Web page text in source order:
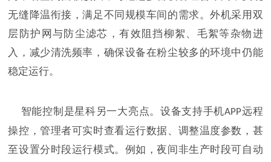
无缝降温衔接，满足不同规模车间的需求。外机采用双
层防护网与防尘滤芯，有效阻挡柳絮、毛絮等杂物进
入，减少清洗频率，确保设备在粉尘较多的环境中仍能
稳定运行。
智能控制是星科另一大亮点。设备支持手机APP远程
操控，管理者可实时查看运行数据、调整温度参数，甚
至设置分时段运行模式。例如，夜间非生产时段可自动